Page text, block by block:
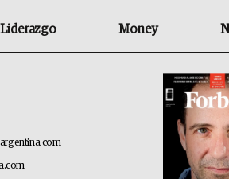
Liderazgo Money